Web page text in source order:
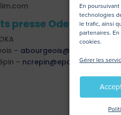
En
technologies
le trafic, ainsi
partenaires.
cookies.
Gérer les
presse Odealim
– abourgeois@epoka.fr
– ncrepin@epoka.fr– 06 52